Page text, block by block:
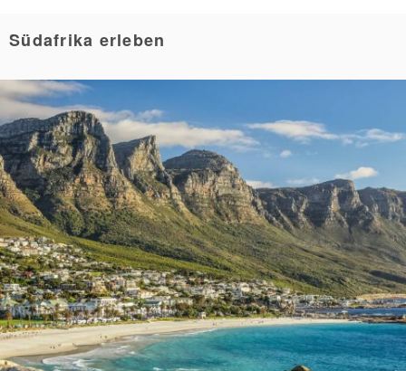
Südafrika erleben